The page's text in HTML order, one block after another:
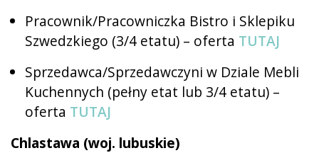
Pracownik/Pracowniczka Bistro i Sklepiku
Szwedzkiego (3/4 etatu) – oferta TUTAJ
Sprzedawca/Sprzedawczyni w Dziale Mebli
Kuchennych (pełny etat lub 3/4 etatu) –
oferta TUTAJ
Chlastawa (woj. lubuskie)